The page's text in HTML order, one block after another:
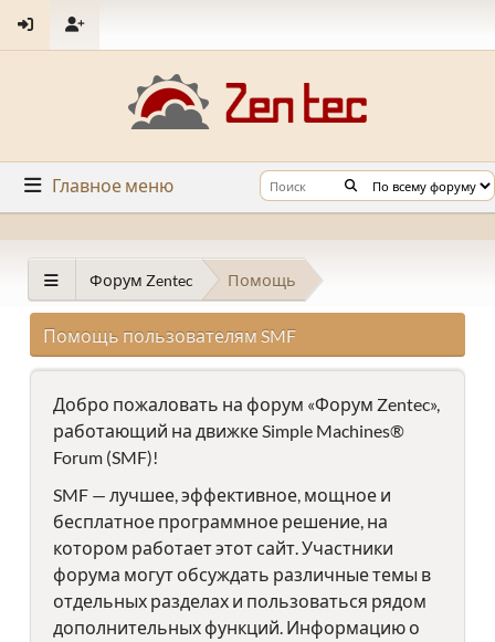
Главное меню
Форум Zentec Помощь
Помощь пользователям SMF
Добро пожаловать на форум «Форум Zentec»,
работающий на движке Simple Machines®
Forum (SMF)!
SMF — лучшее, эффективное, мощное и
бесплатное программное решение, на
котором работает этот сайт. Участники
форума могут обсуждать различные темы в
отдельных разделах и пользоваться рядом
дополнительных функций. Информацию о